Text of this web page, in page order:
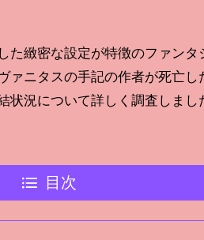
た緻密な設定が特徴のファン
ァニタスの手記の作者が死亡
況について詳しく調査しまし
目次